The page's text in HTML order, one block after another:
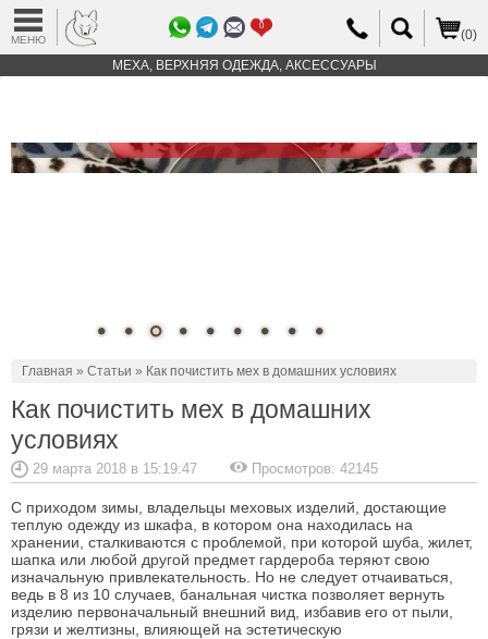
МЕНЮ
0
(0)
МЕХА, ВЕРХНЯЯ ОДЕЖДА, АКСЕССУАРЫ
Главная » Статьи » Как почистить мех в домашних условиях
Как почистить мех в домашних
условиях
29 марта 2018 в 15:19:47 Просмотров: 42145
С приходом зимы, владельцы меховых изделий, достающие
теплую одежду из шкафа, в котором она находилась на
хранении, сталкиваются с проблемой, при которой шуба, жилет,
шапка или любой другой предмет гардероба теряют свою
изначальную привлекательность. Но не следует отчаиваться,
ведь в 8 из 10 случаев, банальная чистка позволяет вернуть
изделию первоначальный внешний вид, избавив его от пыли,
грязи и желтизны, влияющей на эстетическую